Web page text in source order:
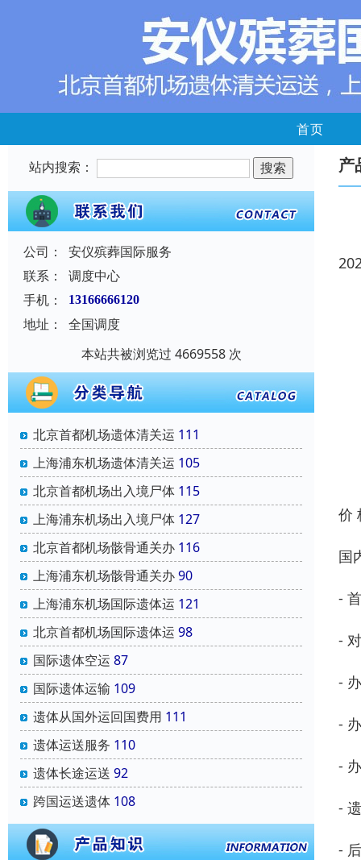
首页
站内搜索：
公司：
安仪殡葬国际服务
联系：
调度中心
手机：
13166666120
地址：
全国调度
本站共被浏览过 4669558 次
北京首都机场遗体清关运 111
上海浦东机场遗体清关运 105
北京首都机场出入境尸体 115
上海浦东机场出入境尸体 127
北京首都机场骸骨通关办 116
上海浦东机场骸骨通关办90
上海浦东机场国际遗体运 121
北京首都机场国际遗体运 98
国际遗体空运 87
国际遗体运输 109
遗体从国外运回国费用 111
遗体运送服务 110
遗体长途运送 92
跨国运送遗体 108
产
价
国
-
-
-
-
-
-
-